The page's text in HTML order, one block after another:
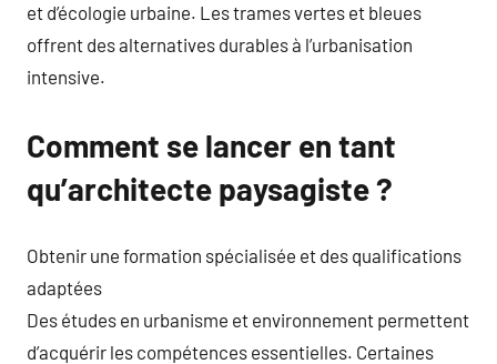
et d’écologie urbaine. Les trames vertes et bleues
offrent des alternatives durables à l’urbanisation
intensive.
Comment se lancer en tant
qu’architecte paysagiste ?
Obtenir une formation spécialisée et des qualifications
adaptées
Des études en urbanisme et environnement permettent
d’acquérir les compétences essentielles. Certaines